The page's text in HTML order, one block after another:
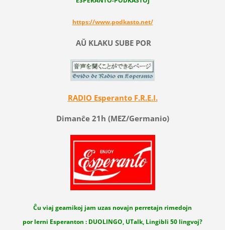
https://www.podkasto.net/
AŬ KLAKU SUBE POR
RADIO Esperanto F.R.E.I.
Dimanĉe 21h (MEZ/Germanio)
Ĉu viaj geamikoj jam uzas novajn perretajn rimedojn
por lerni Esperanton : DUOLINGO, UTalk, Lingibli 50 lingvoj?